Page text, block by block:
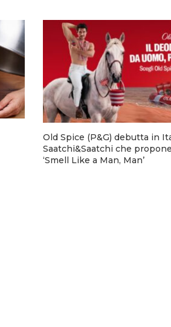
Old Spice (P&G) debutta in
Saatchi&Saatchi che
‘Smell Like a Man, Man’